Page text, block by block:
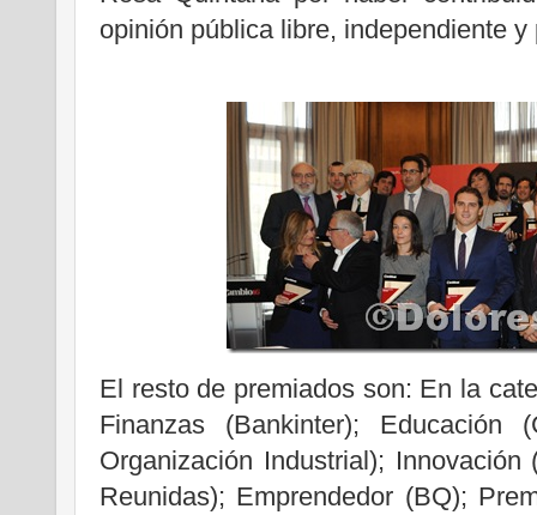
opinión pública libre, independiente y
El resto de premiados son: En la
Finanzas (Bankinter);
Organización Industrial);
Reunidas); Emprendedor (BQ);